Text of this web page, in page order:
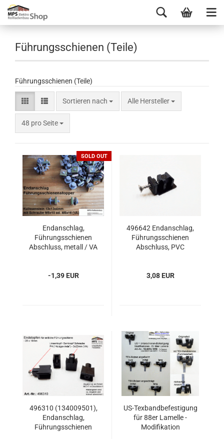
Führungsschienen (Teile)
Führungsschienen (Teile)
Sortieren nach Alle Hersteller
48 pro Seite
SOLD OUT
Endanschlag,
Führungsschienen
Abschluss, metall / VA
-1,39 EUR
496642 Endanschlag,
Führungsschienen
Abschluss, PVC
3,08 EUR
496310 (134009501),
Endanschlag,
Führungsschienen
US-Texbandbefestigung
für 88er Lamelle -
Modifikation